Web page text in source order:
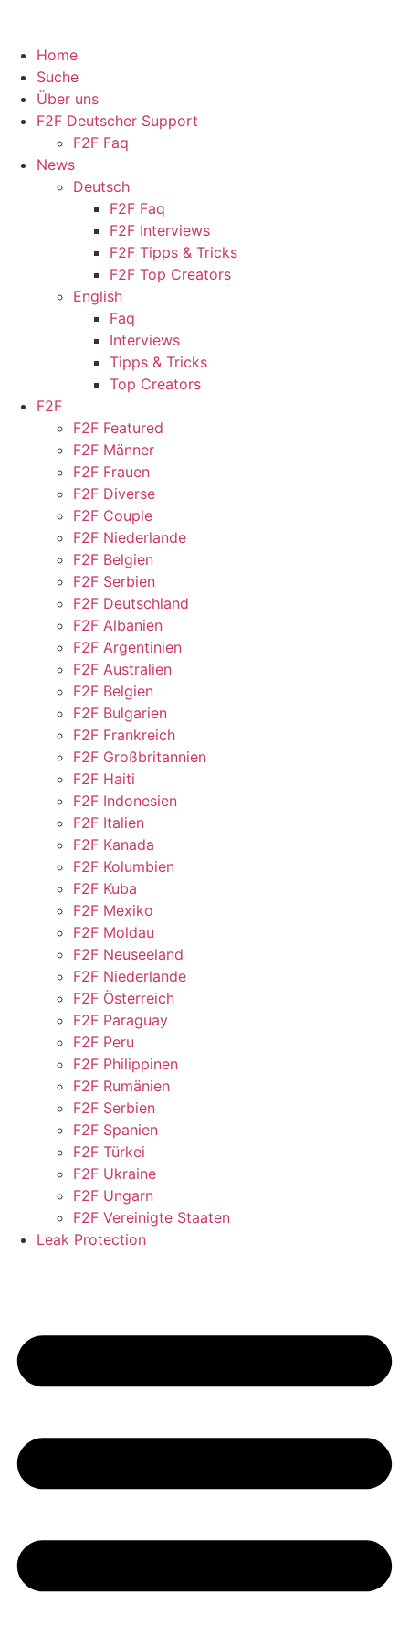
Home
Suche
Über uns
F2F Deutscher Support
F2F Faq
News
Deutsch
F2F Faq
F2F Interviews
F2F Tipps & Tricks
F2F Top Creators
English
Faq
Interviews
Tipps & Tricks
Top Creators
F2F
F2F Featured
F2F Männer
F2F Frauen
F2F Diverse
F2F Couple
F2F Niederlande
F2F Belgien
F2F Serbien
F2F Deutschland
F2F Albanien
F2F Argentinien
F2F Australien
F2F Belgien
F2F Bulgarien
F2F Frankreich
F2F Großbritannien
F2F Haiti
F2F Indonesien
F2F Italien
F2F Kanada
F2F Kolumbien
F2F Kuba
F2F Mexiko
F2F Moldau
F2F Neuseeland
F2F Niederlande
F2F Österreich
F2F Paraguay
F2F Peru
F2F Philippinen
F2F Rumänien
F2F Serbien
F2F Spanien
F2F Türkei
F2F Ukraine
F2F Ungarn
F2F Vereinigte Staaten
Leak Protection